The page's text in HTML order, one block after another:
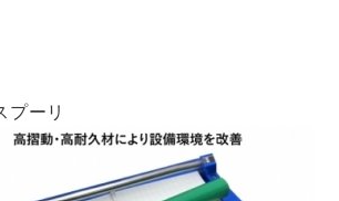
プーリ